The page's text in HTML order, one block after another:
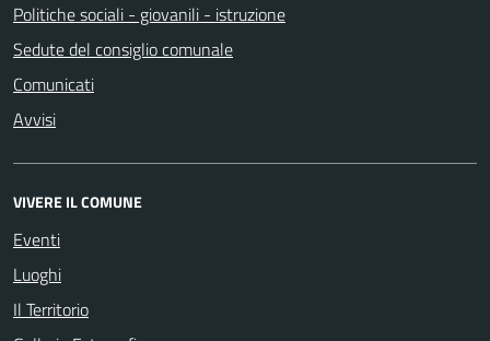
Politiche sociali - giovanili - istruzione
Sedute del consiglio comunale
Comunicati
Avvisi
VIVERE IL COMUNE
Eventi
Luoghi
Il Territorio